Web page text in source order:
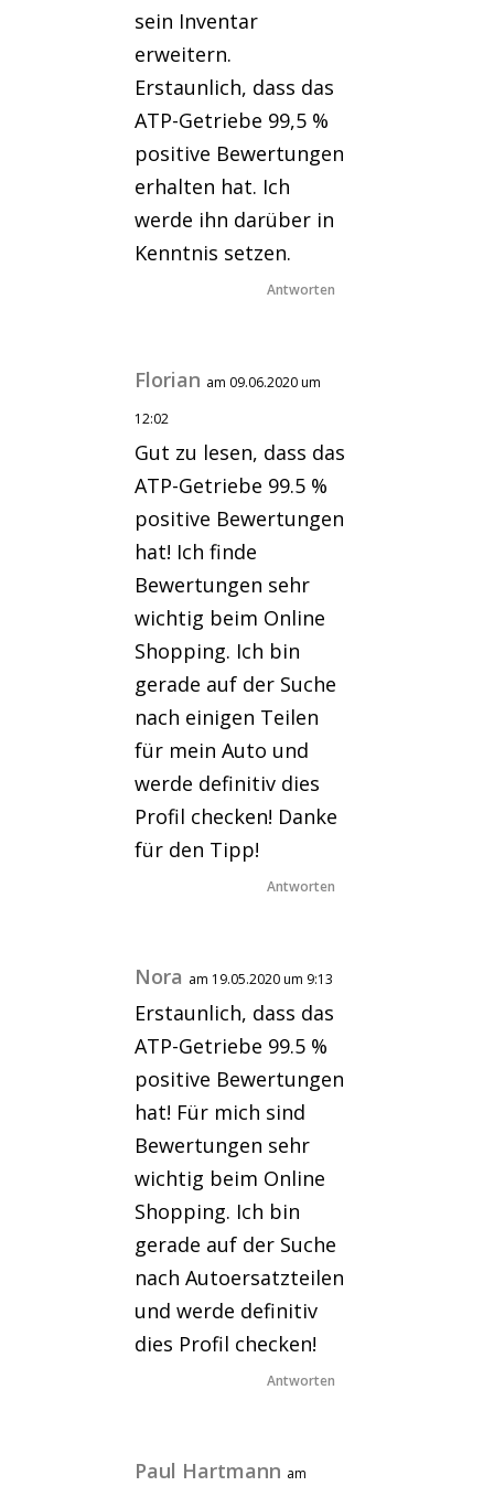
sein Inventar
erweitern.
Erstaunlich, dass das
ATP-Getriebe 99,5 %
positive Bewertungen
erhalten hat. Ich
werde ihn darüber in
Kenntnis setzen.
Antworten
Florian am 09.06.2020 um
12:02
Gut zu lesen, dass das
ATP-Getriebe 99.5 %
positive Bewertungen
hat! Ich finde
Bewertungen sehr
wichtig beim Online
Shopping. Ich bin
gerade auf der Suche
nach einigen Teilen
für mein Auto und
werde definitiv dies
Profil checken! Danke
für den Tipp!
Antworten
Nora am 19.05.2020 um 9:13
Erstaunlich, dass das
ATP-Getriebe 99.5 %
positive Bewertungen
hat! Für mich sind
Bewertungen sehr
wichtig beim Online
Shopping. Ich bin
gerade auf der Suche
nach Autoersatzteilen
und werde definitiv
dies Profil checken!
Antworten
Paul Hartmann am